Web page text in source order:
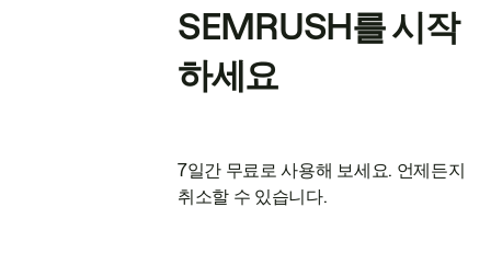
SEMRUSH를 시작
하세요
7일간 무료로 사용해 보세요. 언제든지
취소할 수 있습니다.